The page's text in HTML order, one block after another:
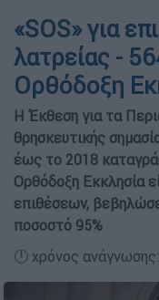
«SOS» για
λατρείας -
Ορθόδοξη
Η Έκθεση για τα
θρησκευτικής
έως το 2018
Ορθόδοξη Εκκλησία
επιθέσεων,
ποσοστό 95%
🕛 χρόνος